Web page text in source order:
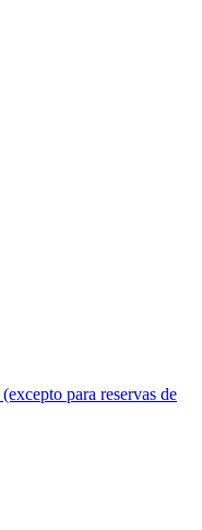
para reservas de